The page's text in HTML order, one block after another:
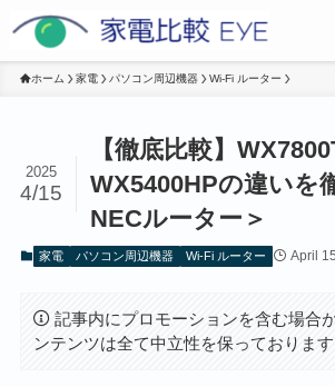
ホーム 家電 パソコン周辺機器 Wi-Fi ルーター
【徹底比較】
WX5400HPの違いを
NECルーター＞
2025
4/15
家電 パソコン周辺機器 Wi-Fi ルーター April
記事内にプロモーションを含む場合
ンテンツは全て中立性を保っております